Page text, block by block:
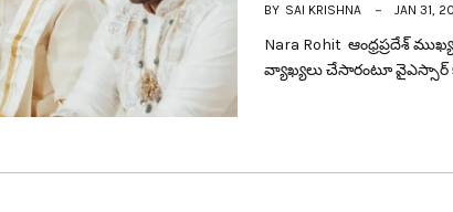
BY SAI KRISHNA JAN 31,
Nara Rohit ఆంధ్ర‌ప్ర‌దేశ్
వ్యాఖ్య‌లు చేసారంటూ వైఎస్సార్